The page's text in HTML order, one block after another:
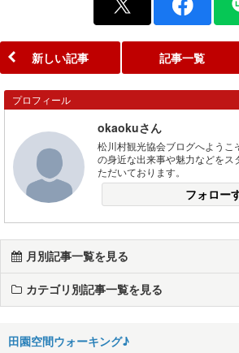
新しい記事 記事一覧
プロフィール
okaokuさん
松川村観光協会ブログへようこ
の身近な出来事や魅力などをス
ただいております。
フォロー
月別記事一覧を見る
カテゴリ別記事一覧を見る
田園空間ウォーキング♪